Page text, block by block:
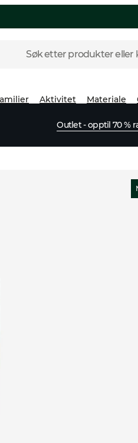
Søk etter produkter eller
Aktivitet Materiale
Outlet - opptil 70 %